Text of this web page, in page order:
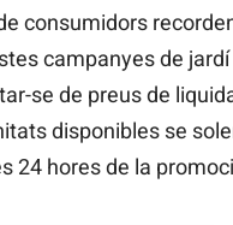
consumidors
campanyes de
se de preus de
disponibles se
24 hores de la